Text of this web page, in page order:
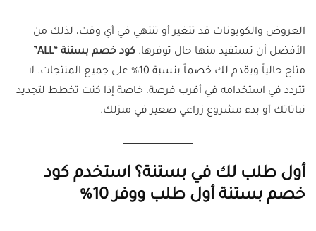
العروض والكوبونات قد تتغير أو تنتهي في أي وقت، لذلك من
الأفضل أن تستفيد منها حال توفرها. كود خصم بستنة “ALL”
متاح حالياً ويقدم لك خصماً بنسبة 10% على جميع المنتجات. لا
تتردد في استخدامه في أقرب فرصة، خاصة إذا كنت تخطط لتجديد
نباتاتك أو بدء مشروع زراعي صغير في منزلك.
أول طلب لك في بستنة؟ استخدم كود
خصم بستنة أول طلب ووفر 10%